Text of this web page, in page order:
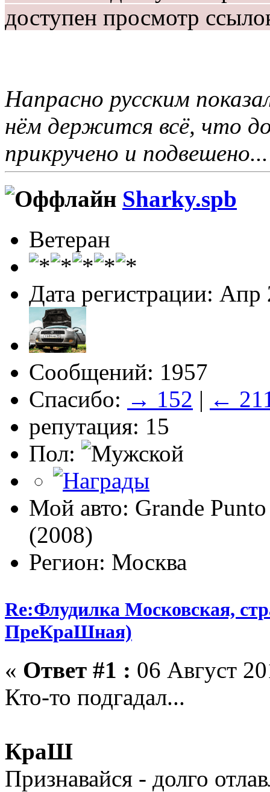
доступен просмотр
Напрасно русским
нём держится всё, что
прикручено и подвешено...
Sharky.spb
Ветеран
Дата регистрации: Апр
Сообщений: 1957
Спасибо: → 152 | ←
репутация: 15
Пол:
Мой авто: Grande
(2008)
Регион: Москва
Re:Флудилка Московская,
ПреКраШная)
« Ответ #1 : 06 Август
Кто-то подгадал...
КраШ
Признавайся - долго